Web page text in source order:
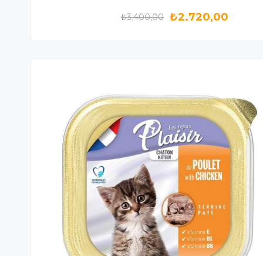
₺2.720,00
₺3.400,00